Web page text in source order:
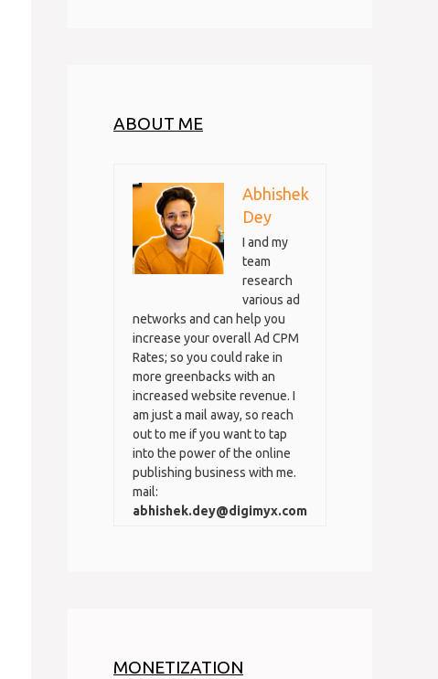
ABOUT ME
Abhishek
Dey
I and my
team
research
various ad
networks and can help you
increase your overall Ad CPM
Rates; so you could rake in
more greenbacks with an
increased website revenue. I
am just a mail away, so reach
out to me if you want to tap
into the power of the online
publishing business with me.
mail:
abhishek.dey@digimyx.com
MONETIZATION